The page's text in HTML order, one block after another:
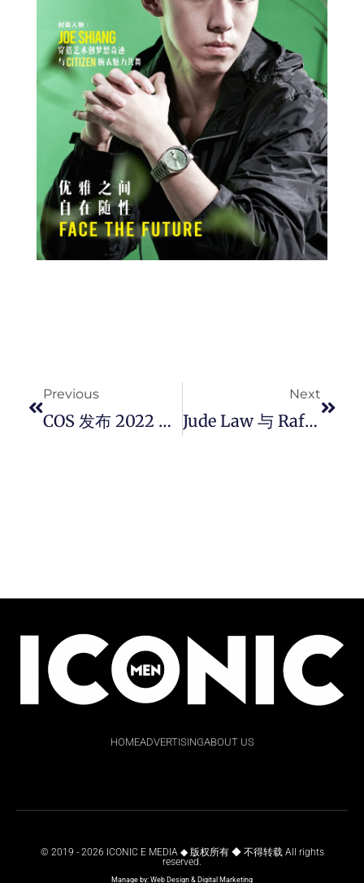
Previous
COS 发布 2022 春夏系列广告大片「Better Looks Beyond」。
Next
Jude Law 与 Raff Law 父子携手演绎 BRIONI 2022 春夏广告系列大片。
HOMEADVERTISINGABOUT US
© 2019 - 2026 ICONIC E MEDIA ◆ 版权所有 ◆ 不得转载 All rights
reserved.
Manage by: Web Design & Digital Marketing